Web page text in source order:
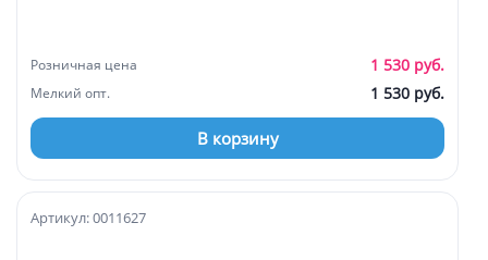
Розничная цена 1 530 руб.
Мелкий опт. 1 530 руб.
В корзину
Артикул: 0011627